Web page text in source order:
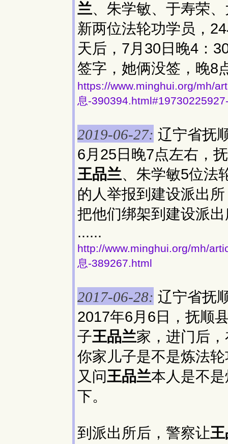
兰、朱学敏、于寿荣
新两位法轮功学员，
天后，7月30日晚4：
签字，她俩没签，晚8
https://www.minghui.org/mh/
息-
2019-06-27: 辽宁省抚
6月25日晚7点左右，
王品兰、朱学敏5位法
的人举报到建设派出
把他们绑架到建设派
......
http://www.minghui.org/mh/
息-389267.html
2017-06-28: 辽宁省抚
2017年6月6日，抚顺
子王品兰家，进门后
你家儿子是不是炼法
又问王品兰本人是不
下。
到派出所后，警察让